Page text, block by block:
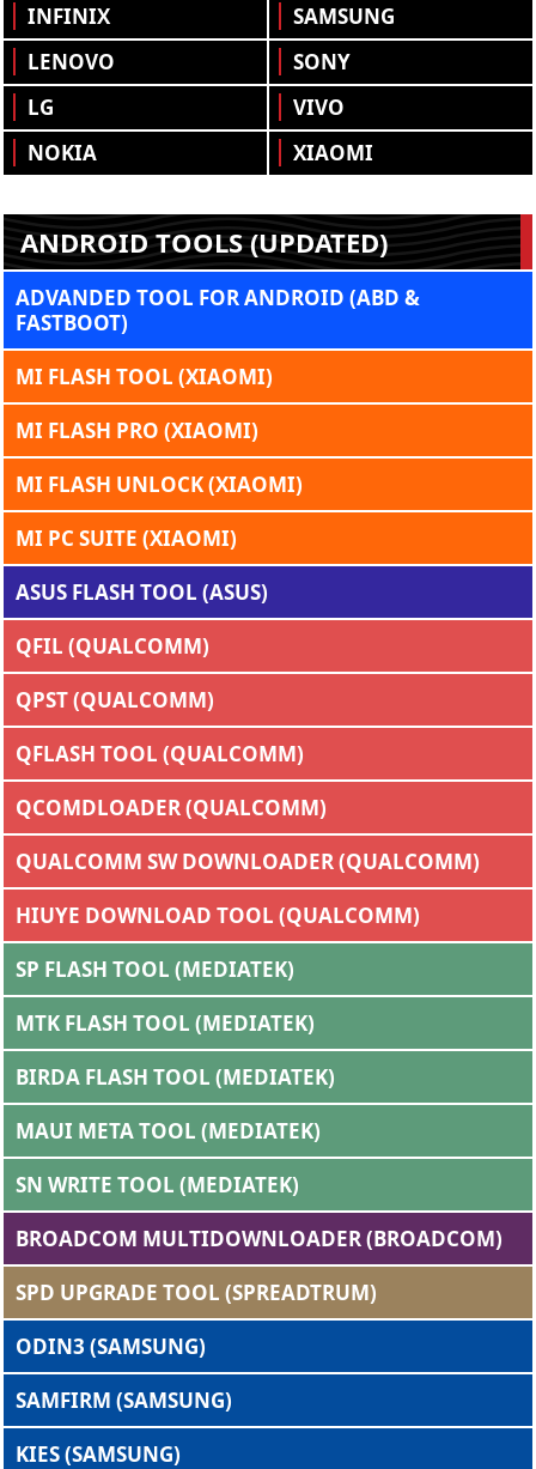
INFINIX
LENOVO
LG
NOKIA
SAMSUNG
SONY
VIVO
XIAOMI
ANDROID TOOLS (UPDATED)
ADVANDED TOOL FOR ANDROID (ABD &
FASTBOOT)
MI FLASH TOOL (XIAOMI)
MI FLASH PRO (XIAOMI)
MI FLASH UNLOCK (XIAOMI)
MI PC SUITE (XIAOMI)
ASUS FLASH TOOL (ASUS)
QFIL (QUALCOMM)
QPST (QUALCOMM)
QFLASH TOOL (QUALCOMM)
QCOMDLOADER (QUALCOMM)
QUALCOMM SW DOWNLOADER (QUALCOMM)
HIUYE DOWNLOAD TOOL (QUALCOMM)
SP FLASH TOOL (MEDIATEK)
MTK FLASH TOOL (MEDIATEK)
BIRDA FLASH TOOL (MEDIATEK)
MAUI META TOOL (MEDIATEK)
SN WRITE TOOL (MEDIATEK)
BROADCOM MULTIDOWNLOADER (BROADCOM)
SPD UPGRADE TOOL (SPREADTRUM)
ODIN3 (SAMSUNG)
SAMFIRM (SAMSUNG)
KIES (SAMSUNG)